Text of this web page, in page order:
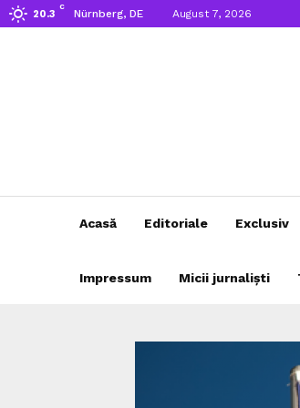
20.3
C
Nürnberg, DE August 7, 2026
Acasă Editoriale Exclusiv
Impressum Micii jurnaliști